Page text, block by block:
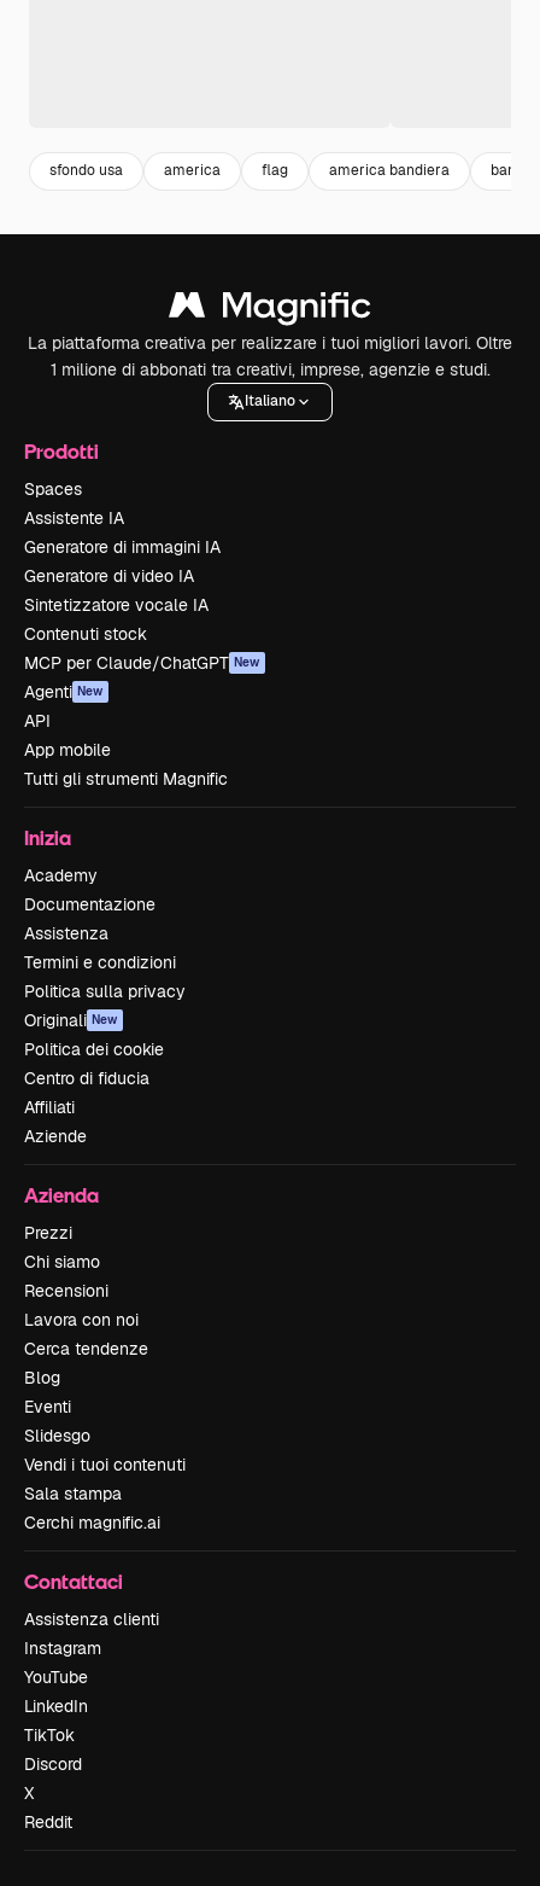
sfondo usa america flag america bandiera
La piattaforma creativa per realizzare i tuoi migliori lavori. Oltre
1 milione di abbonati tra creativi, imprese, agenzie e studi.
Italiano
Prodotti
Spaces
Assistente IA
Generatore di immagini IA
Generatore di video IA
Sintetizzatore vocale IA
Contenuti stock
MCP per Claude/ChatGPT New
Agenti New
API
App mobile
Tutti gli strumenti Magnific
Inizia
Academy
Documentazione
Assistenza
Termini e condizioni
Politica sulla privacy
Originali New
Politica dei cookie
Centro di fiducia
Affiliati
Aziende
Azienda
Prezzi
Chi siamo
Recensioni
Lavora con noi
Cerca tendenze
Blog
Eventi
Slidesgo
Vendi i tuoi contenuti
Sala stampa
Cerchi magnific.ai
Contattaci
Assistenza clienti
Instagram
YouTube
LinkedIn
TikTok
Discord
X
Reddit